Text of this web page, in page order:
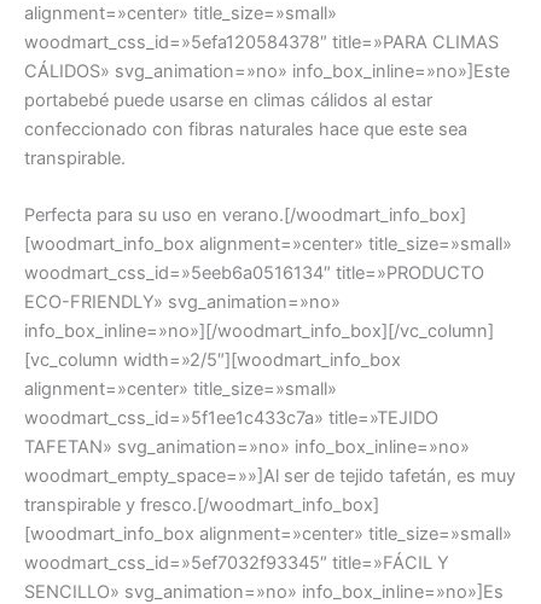
alignment=»center» title_size=»small»
woodmart_css_id=»5efa120584378″ title=»PARA CLIMAS
CÁLIDOS» svg_animation=»no» info_box_inline=»no»]Este
portabebé puede usarse en climas cálidos al estar
confeccionado con fibras naturales hace que este sea
transpirable.
Perfecta para su uso en verano.[/woodmart_info_box]
[woodmart_info_box alignment=»center» title_size=»small»
woodmart_css_id=»5eeb6a0516134″ title=»PRODUCTO
ECO-FRIENDLY» svg_animation=»no»
info_box_inline=»no»][/woodmart_info_box][/vc_column]
[vc_column width=»2/5″][woodmart_info_box
alignment=»center» title_size=»small»
woodmart_css_id=»5f1ee1c433c7a» title=»TEJIDO
TAFETAN» svg_animation=»no» info_box_inline=»no»
woodmart_empty_space=»»]Al ser de tejido tafetán, es muy
transpirable y fresco.[/woodmart_info_box]
[woodmart_info_box alignment=»center» title_size=»small»
woodmart_css_id=»5ef7032f93345″ title=»FÁCIL Y
SENCILLO» svg_animation=»no» info_box_inline=»no»]Es